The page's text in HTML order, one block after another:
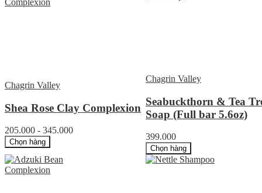
Chagrin Valley
Shea Rose Clay Complexion
205.000 - 345.000
Chọn hàng
Chagrin Valley
Seabuckthorn & Tea
Soap (Full bar 5.6oz)
399.000
Chọn hàng